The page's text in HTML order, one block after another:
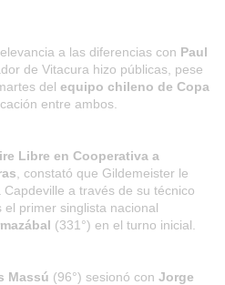
a las diferencias con Paul
de Vitacura hizo públicas, pese
del equipo chileno de Copa
entre ambos.
Libre en Cooperativa a
, constató que Gildemeister le
a través de su técnico
el primer singlista nacional
(331°) en el turno inicial.
Massú (96°) sesionó con Jorge